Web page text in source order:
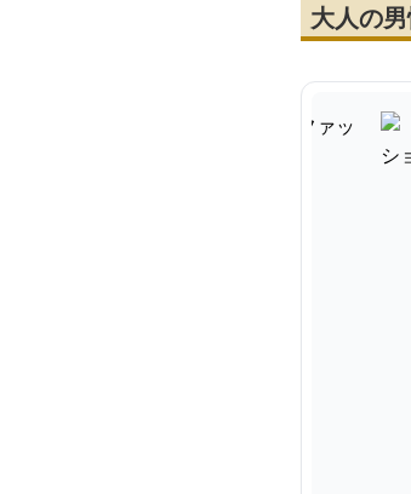
大人の